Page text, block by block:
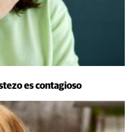
es contagioso